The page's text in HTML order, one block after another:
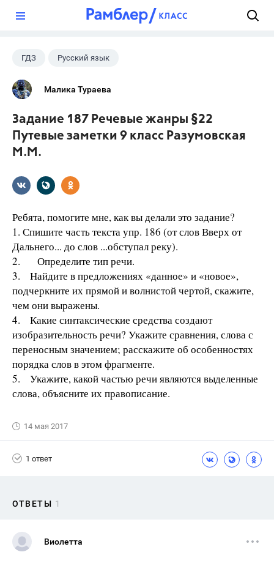
ГДЗ Русский язык
Разумовская М.М.
Малика Тураева
Задание 187 Речевые жанры §22
Путевые заметки 9 класс Разумовская
М.М.
Ребята, помогите мне, как вы делали это задание?
1. Спишите часть текста упр. 186 (от слов Вверх от
Дальнего... до слов ...обступал реку).
2. Определите тип речи.
3. Найдите в предложениях «данное» и «новое»,
подчеркните их прямой и волнистой чертой, скажите,
чем они выражены.
4. Какие синтаксические средства создают
изобразительность речи? Укажите сравнения, слова с
переносным значением; расскажите об особенностях
порядка слов в этом фрагменте.
5. Укажите, какой частью речи являются выделенные
слова, объясните их правописание.
14 мая 2017
1 ответ
ОТВЕТЫ 1
Виолетта